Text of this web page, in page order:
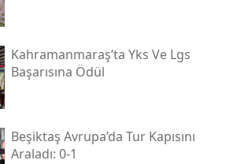
Kahramanmaraş’ta Yks Ve Lgs
Başarısına Ödül
Beşiktaş Avrupa’da Tur Kapısını
Araladı: 0-1